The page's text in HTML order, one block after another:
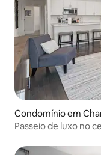
Condomínio em
Passeio de luxo no